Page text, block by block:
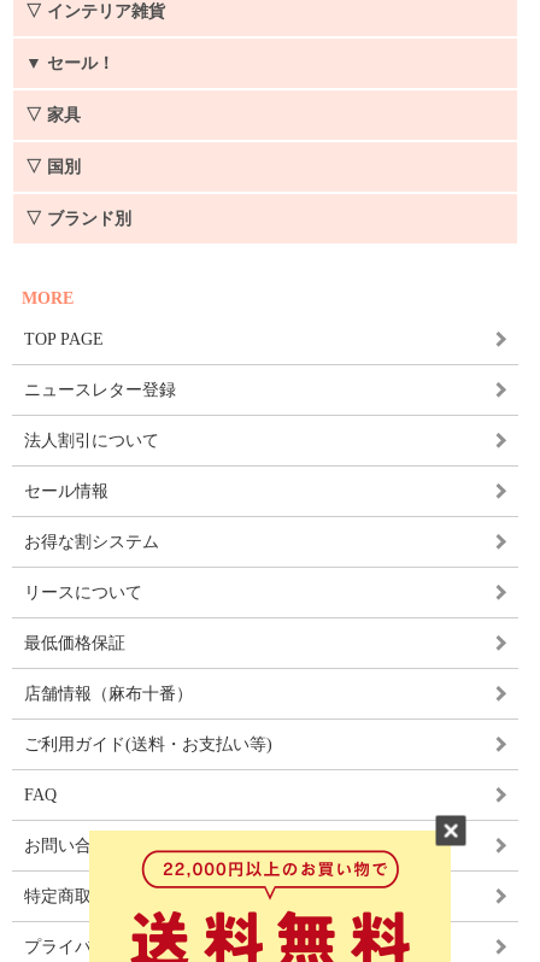
▽ インテリア雑貨
▼ セール！
▽ 家具
▽ 国別
▽ ブランド別
MORE
TOP PAGE
ニュースレター登録
法人割引について
セール情報
お得な割システム
リースについて
最低価格保証
店舗情報（麻布十番）
ご利用ガイド(送料・お支払い等)
FAQ
お問い合わせ
特定商取引法に基づく表記
プライバシーポリシー